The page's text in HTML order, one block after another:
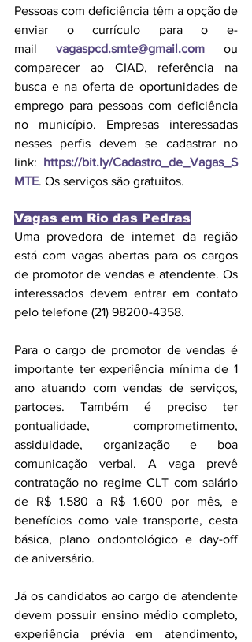
Pessoas com deficiência têm a opção de
enviar o currículo para o e-
mail vagaspcd.smte@gmail.com
ou
comparecer ao CIAD, referência na
busca e na oferta de oportunidades de
emprego para pessoas com deficiência
no município. Empresas interessadas
nesses perfis devem se cadastrar no
link: https://bit.ly/Cadastro_de_Vagas_S
MTE. Os serviços são gratuitos.
Vagas em Rio das Pedras
Uma provedora de internet da região
está com vagas abertas para os cargos
de promotor de vendas e atendente. Os
interessados devem entrar em contato
pelo telefone (21) 98200-4358.
Para o cargo de promotor de vendas é
importante ter experiência mínima de 1
ano atuando com vendas de serviços,
partoces. Também é preciso ter
pontualidade, comprometimento,
assiduidade, organização e boa
comunicação verbal. A vaga prevê
contratação no regime CLT com salário
de R$ 1.580 a R$ 1.600 por mês, e
benefícios como vale transporte, cesta
básica, plano ondontológico e day-off
de aniversário.
Já os candidatos ao cargo de atendente
devem possuir ensino médio completo,
experiência prévia em atendimento,